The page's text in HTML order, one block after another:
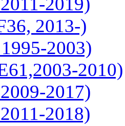
2013-)
2003)
2010)
2017)
2018)